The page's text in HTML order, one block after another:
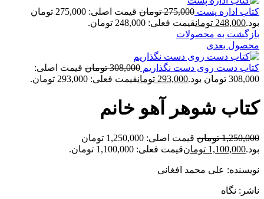
کتاب اداره پست 275,000 تومان
قیمت اصلی: 275,000 تومان
بود.248,000 تومانقیمت فعلی: 248,000 تومان.
بازگشت به محصولات
محصول بعدی
کتاب دست روی دست نگذاریم 308,000 تومان قیمت اصلی:
308,000 تومان بود.
293,000 تومانقیمت فعلی: 293,000 تومان.
کتاب شوهر آهو خانم
1,250,000 تومان
قیمت اصلی: 1,250,000 تومان
بود.1,100,000 تومانقیمت فعلی: 1,100,000 تومان.
نویسنده: علی محمد افغانی
ناشر: نگاه